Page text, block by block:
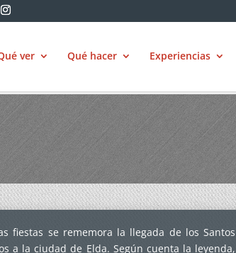
ver Qué hacer Experiencias
fiestas se rememora la llegada de los Santos
a la ciudad de Elda. Según cuenta la leyenda,